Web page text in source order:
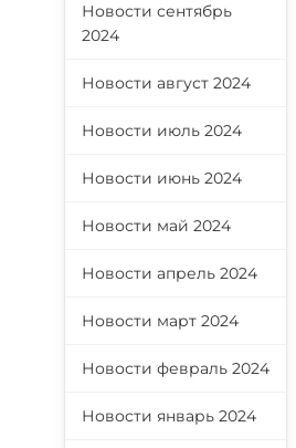
Новости сентябрь
2024
Новости август 2024
Новости июль 2024
Новости июнь 2024
Новости май 2024
Новости апрель 2024
Новости март 2024
Новости февраль 2024
Новости январь 2024